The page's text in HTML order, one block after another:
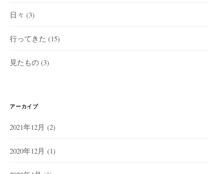
日々 (3)
行ってきた (15)
見たもの (3)
アーカイブ
2021年12月 (2)
2020年12月 (1)